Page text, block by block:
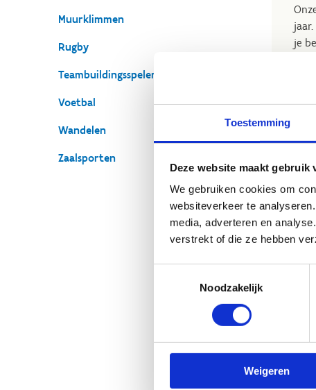
Toestemming
Deze website maakt gebruik
We gebruiken cookies om
websiteverkeer te
media, adverteren en
verstrekt of die ze hebben
Noodzakelijk
Weigeren
Muurklimmen
Rugby
Teambuildingsspelen
Voetbal
Wandelen
Zaalsporten
je
je